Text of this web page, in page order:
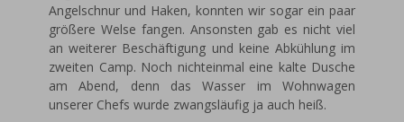
Angelschnur und Haken, konnten wir sogar ein paar
größere Welse fangen. Ansonsten gab es nicht viel
an weiterer Beschäftigung und keine Abkühlung im
zweiten Camp. Noch nichteinmal eine kalte Dusche
am Abend, denn das Wasser im Wohnwagen
unserer Chefs wurde zwangsläufig ja auch heiß.